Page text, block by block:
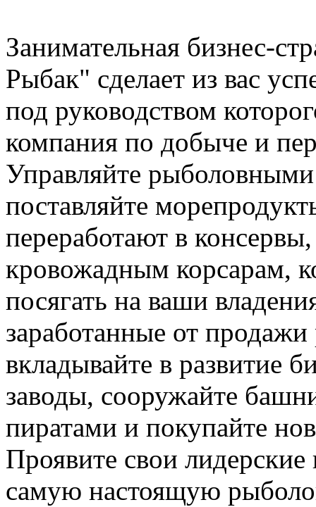
Занимательная бизнес-
Рыбак" сделает из вас
под руководством
компания по добыче и
Управляйте
поставляйте
переработают в
кровожадным корсарам,
посягать на ваши
заработанные от
вкладывайте в развитие
заводы, сооружайте
пиратами и покупайте
Проявите свои лидерские
самую настоящую